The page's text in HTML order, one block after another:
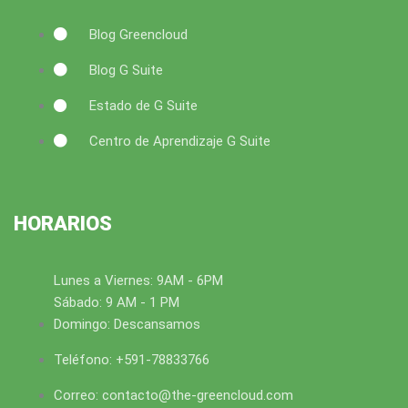
Blog Greencloud
Blog G Suite
Estado de G Suite
Centro de Aprendizaje G Suite
HORARIOS
Lunes a Viernes: 9AM - 6PM
Sábado: 9 AM - 1 PM
Domingo: Descansamos
Teléfono: +591-78833766
Correo: contacto@the-greencloud.com